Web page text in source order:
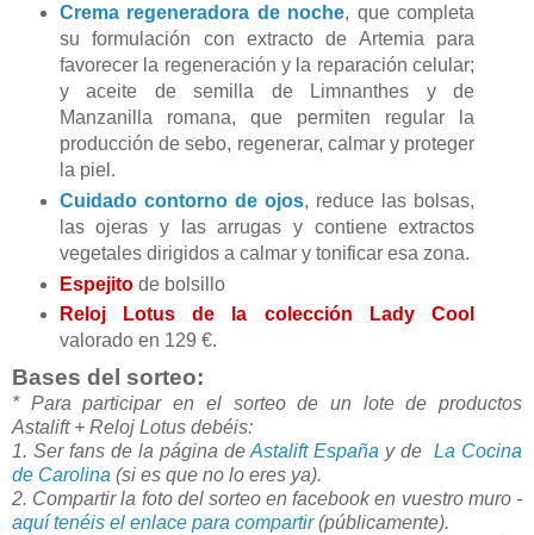
Crema regeneradora de noche, que completa
su formulación con extracto de Artemia para
favorecer la regeneración y la reparación celular;
y aceite de semilla de Limnanthes y de
Manzanilla romana, que permiten regular la
producción de sebo, regenerar, calmar y proteger
la piel.
Cuidado contorno de ojos, reduce las bolsas,
las ojeras y las arrugas y contiene extractos
vegetales dirigidos a calmar y tonificar esa zona.
Espejitode bolsillo
Reloj Lotus de la colección Lady Cool
valorado en 129 €.
Bases del sorteo:
* Para participar en el sorteo de un lote de productos
Astalift + Reloj Lotus debéis:
1. Ser fans de la página de Astalift España y de La Cocina
de Carolina (si es que no lo eres ya).
2. Compartir la foto del sorteo en facebook en vuestro muro -
aquí tenéis el enlace para compartir(públicamente).